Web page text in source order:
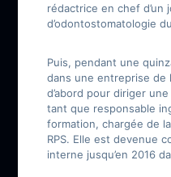
rédactrice en chef d’un
d’odontostomatologie
Puis, pendant une
dans une entreprise de
d’abord pour diriger
tant que responsable
formation, chargée de
RPS. Elle est devenue
interne jusqu’en 2016